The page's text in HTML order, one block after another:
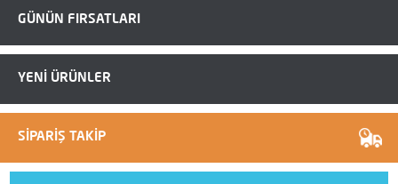
GÜNÜN FIRSATLARI
YENİ ÜRÜNLER
SİPARİŞ TAKİP